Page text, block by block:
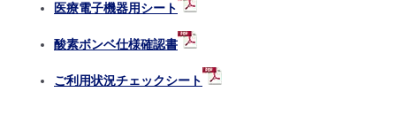
医療電子機器用シート
酸素ボンベ仕様確認書
ご利用状況チェックシート